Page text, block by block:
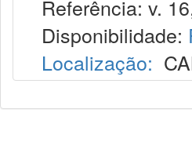
Referência: v.
Disponibilidade:
Localização: